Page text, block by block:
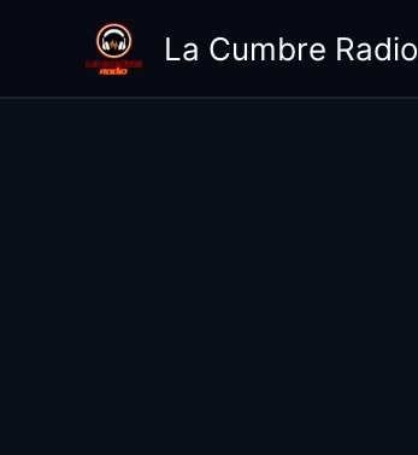
La Cumbre Radio